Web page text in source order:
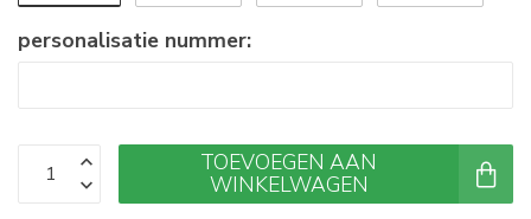
personalisatie nummer:
TOEVOEGEN AAN
WINKELWAGEN